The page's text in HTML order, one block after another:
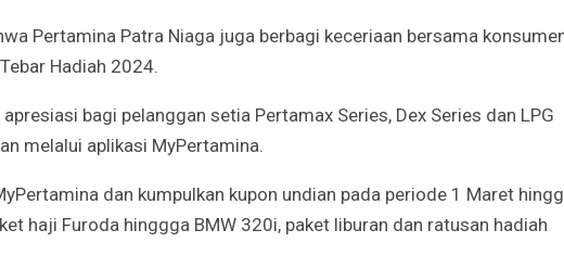
Pertamina Patra Niaga juga berbagi keceriaan bersama
Hadiah 2024.
bagi pelanggan setia Pertamax Series, Dex Series dan LPG
melalui aplikasi MyPertamina.
dan kumpulkan kupon undian pada periode 1 Maret
haji Furoda hinggga BMW 320i, paket liburan dan ratusan hadiah